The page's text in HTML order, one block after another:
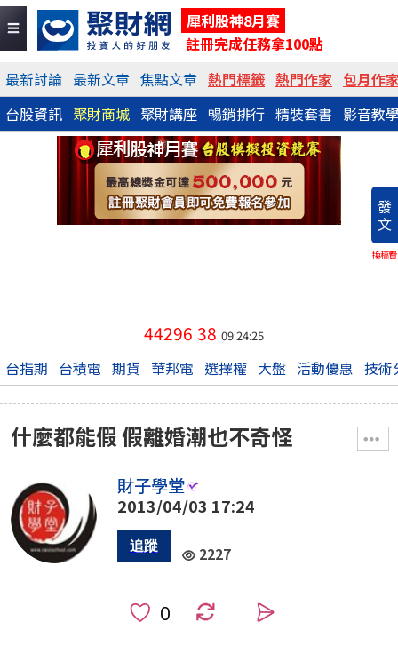
犀利股神8月賽
註冊完成任務拿100點
最新討論 最新文章 焦點文章 熱門標籤 熱門作家 包月作
台股資訊 聚財商城 聚財講座 暢銷排行 精裝套書 影音教
發
文
換稿費
44296 38 09:24:25
台指期 台積電 期貨 華邦電 選擇權 大盤 活動優惠 技術
什麼都能假 假離婚潮也不奇怪
財子學堂
2013/04/03 17:24
2227